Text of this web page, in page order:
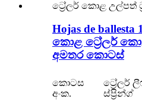
Hojas de ballesta
කොළ ට්‍රේලර්
අමතර කොටස්
කොටස
අංක.
ට්‍රේලර්
ස්ප්‍රින්ග්